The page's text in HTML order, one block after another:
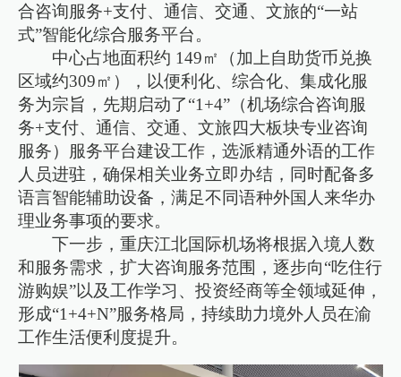
合咨询服务+支付、通信、交通、文旅的“一站
式”智能化综合服务平台。
中心占地面积约 149㎡（加上自助货币兑换
区域约309㎡），以便利化、综合化、集成化服
务为宗旨，先期启动了“1+4”（机场综合咨询服
务+支付、通信、交通、文旅四大板块专业咨询
服务）服务平台建设工作，选派精通外语的工作
人员进驻，确保相关业务立即办结，同时配备多
语言智能辅助设备，满足不同语种外国人来华办
理业务事项的要求。
下一步，重庆江北国际机场将根据入境人数
和服务需求，扩大咨询服务范围，逐步向“吃住行
游购娱”以及工作学习、投资经商等全领域延伸，
形成“1+4+N”服务格局，持续助力境外人员在渝
工作生活便利度提升。